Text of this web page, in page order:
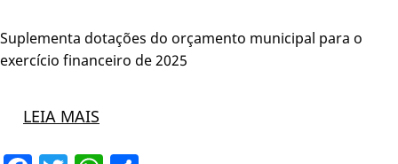
Suplementa dotações do orçamento municipal para o
exercício financeiro de 2025
LEIA MAIS